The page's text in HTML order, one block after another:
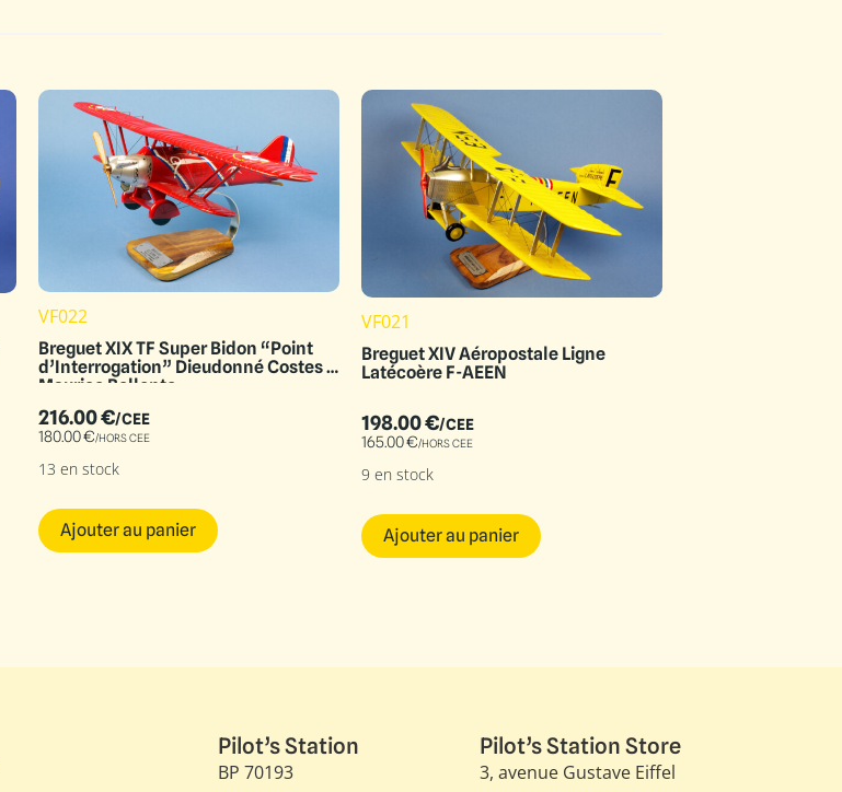
VF022
Breguet XIX TF Super Bidon “Point
d’Interrogation” Dieudonné Costes &
Maurice Bellonte
216.00€/CEE
180.00€/HORS CEE
13 en stock
Ajouter au panier
VF021
Breguet XIV Aéropostale Ligne
Latécoère F-AEEN
198.00€/CEE
165.00€/HORS CEE
9 en stock
Ajouter au panier
Pilot’s Station
BP 70193
Pilot’s Station Store
3, avenue Gustave Eiffel​